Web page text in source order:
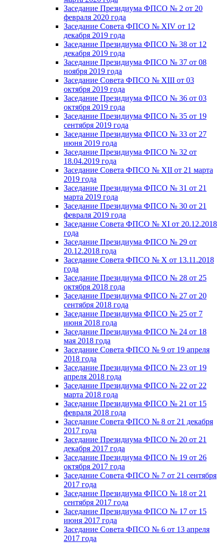
Заседание Президиума ФПСО № 2 от 20
февраля 2020 года
Заседание Совета ФПСО № XIV от 12
декабря 2019 года
Заседание Президиума ФПСО № 38 от 12
декабря 2019 года
Заседание Президиума ФПСО № 37 от 08
ноября 2019 года
Заседание Совета ФПСО № XIII от 03
октября 2019 года
Заседание Президиума ФПСО № 36 от 03
октября 2019 года
Заседание Президиума ФПСО № 35 от 19
сентября 2019 года
Заседание Президиума ФПСО № 33 от 27
июня 2019 года
Заседание Президиума ФПСО № 32 от
18.04.2019 года
Заседание Совета ФПСО № XII от 21 марта
2019 года
Заседание Президиума ФПСО № 31 от 21
марта 2019 года
Заседание Президиума ФПСО № 30 от 21
февраля 2019 года
Заседание Совета ФПСО № XI от 20.12.2018
года
Заседание Президиума ФПСО № 29 от
20.12.2018 года
Заседание Совета ФПСО № X от 13.11.2018
года
Заседание Президиума ФПСО № 28 от 25
октября 2018 года
Заседание Президиума ФПСО № 27 от 20
сентября 2018 года
Заседание Президиума ФПСО № 25 от 7
июня 2018 года
Заседание Президиума ФПСО № 24 от 18
мая 2018 года
Заседание Совета ФПСО № 9 от 19 апреля
2018 года
Заседание Президиума ФПСО № 23 от 19
апреля 2018 года
Заседание Президиума ФПСО № 22 от 22
марта 2018 года
Заседание Президиума ФПСО № 21 от 15
февраля 2018 года
Заседание Совета ФПСО № 8 от 21 декабря
2017 года
Заседание Президиума ФПСО № 20 от 21
декабря 2017 года
Заседание Президиума ФПСО № 19 от 26
октября 2017 года
Заседание Совета ФПСО № 7 от 21 сентября
2017 года
Заседание Президиума ФПСО № 18 от 21
сентября 2017 года
Заседание Президиума ФПСО № 17 от 15
июня 2017 года
Заседание Совета ФПСО № 6 от 13 апреля
2017 года